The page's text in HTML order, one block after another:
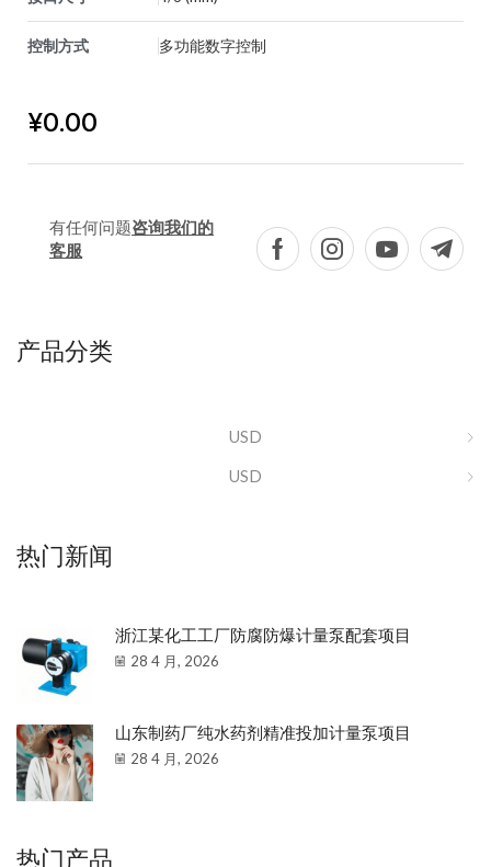
控制方式 多功能数字控制
¥0.00
有任何问题咨询我们的
客服
产品分类
USD
USD
热门新闻
浙江某化工工厂防腐防爆计量泵配套项目
28 4 月, 2026
山东制药厂纯水药剂精准投加计量泵项目
28 4 月, 2026
热门产品